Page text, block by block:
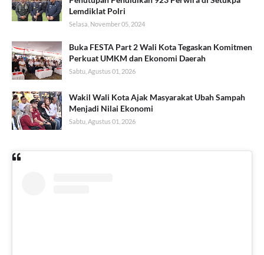
Lemdiklat Polri
Selasa, November 05, 2024
Buka FESTA Part 2 Wali Kota Tegaskan Komitmen
Perkuat UMKM dan Ekonomi Daerah
Sabtu, Agustus 01, 2026
Wakil Wali Kota Ajak Masyarakat Ubah Sampah
Menjadi Nilai Ekonomi
Sabtu, Agustus 01, 2026